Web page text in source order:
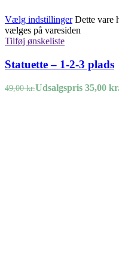
Vælg indstillinger Dette vare
vælges på varesiden
Tilføj ønskeliste
Statuette – 1-2-3 plads
49,00kr.Udsalgspris 35,00